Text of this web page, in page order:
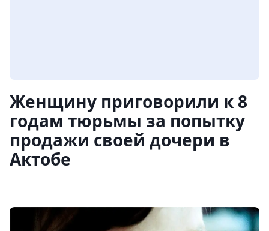
Женщину приговорили к 8
годам тюрьмы за попытку
продажи своей дочери в
Актобе